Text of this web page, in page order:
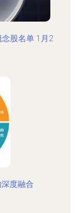
股名单 1月2
度融合